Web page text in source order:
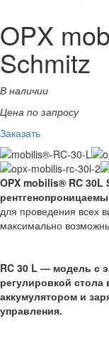
OPX
Schmitz
В наличии
Цена по запросу
Заказать
OPX mobilis® RC
для проведения всех
максимально
RC 30 L — модель с
регулировкой
аккумулятором и
управления.